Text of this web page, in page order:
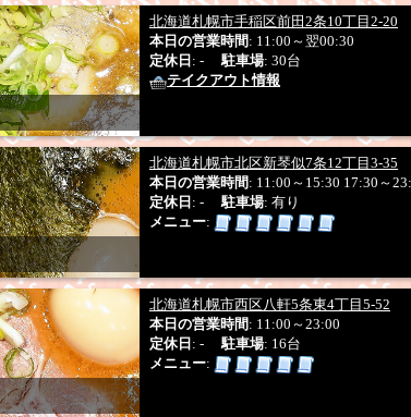
北海道札幌市手稲区前田2条10丁目2-20
本日の営業時間 : 11:00～翌00:30
定休日 : -駐車場: 30台
テイクアウト情報
北海道札幌市北区新琴似7条12丁目3-35
本日の営業時間 : 11:00～15:30 17:30～
定休日 : -駐車場: 有り
メニュー:
北海道札幌市西区八軒5条東4丁目5-52
本日の営業時間 : 11:00～23:00
定休日 : -駐車場: 16台
メニュー: